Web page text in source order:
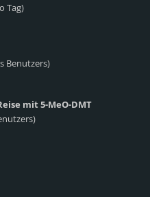
Tag)
Benutzers)
mit 5-MeO-DMT